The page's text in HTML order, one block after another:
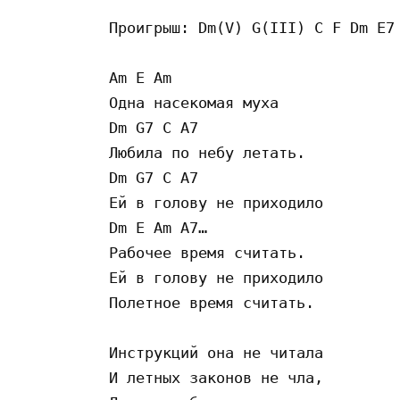
Проигрыш: Dm(V) G(III) C F Dm E7
Am E Am
Одна насекомая муха
Dm G7 C A7
Любила по небу летать.
Dm G7 C A7
Ей в голову не приходило
Dm E Am A7…
Рабочее время считать.
Ей в голову не приходило
Полетное время считать.
Инструкций она не читала
И летных законов не чла,